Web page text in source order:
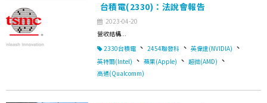
台積電(2330)：法說會報告
2023-04-20
營收結構...
2330台積電 、 2454聯發科 、 英偉達(NVIDIA) 、
英特爾(Intel) 、 蘋果(Apple) 、 超微(AMD) 、
高通(Qualcomm)